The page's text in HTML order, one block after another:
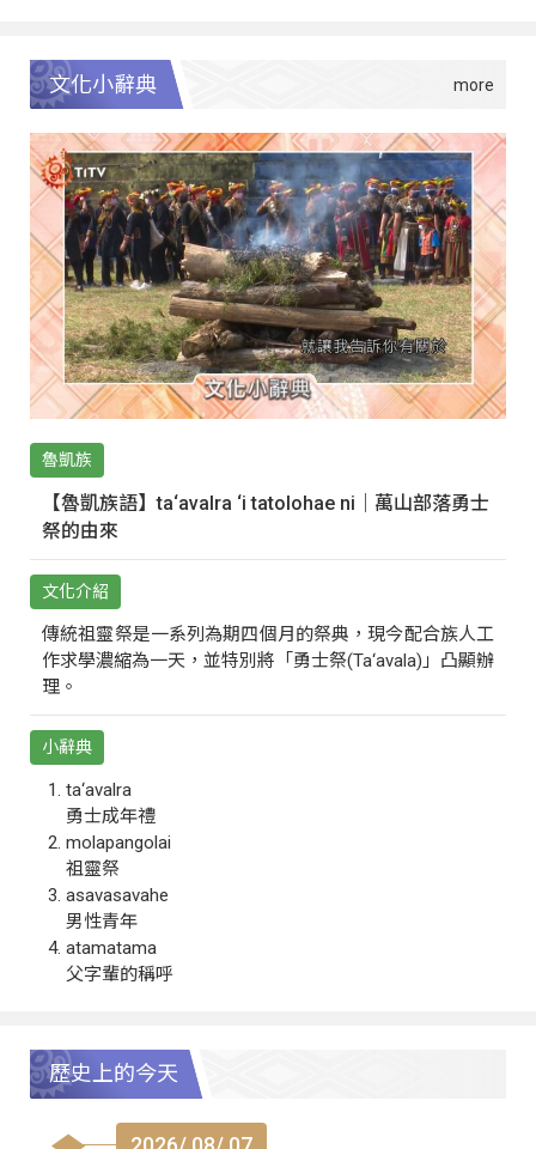
文化小辭典
魯凱族
【魯凱族語】ta‘avalra ‘i tatolohae ni｜萬山部落勇士
祭的由來
文化介紹
傳統祖靈祭是一系列為期四個月的祭典，現今配合族人工
作求學濃縮為一天，並特別將「勇士祭(Ta‘avala)」凸顯辦
理。
小辭典
ta‘avalra
勇士成年禮
molapangolai
祖靈祭
asavasavahe
男性青年
atamatama
父字輩的稱呼
歷史上的今天